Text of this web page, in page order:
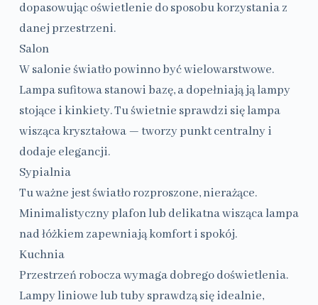
dopasowując oświetlenie do sposobu korzystania z
danej przestrzeni.
Salon
W salonie światło powinno być wielowarstwowe.
Lampa sufitowa stanowi bazę, a dopełniają ją lampy
stojące i kinkiety. Tu świetnie sprawdzi się lampa
wisząca kryształowa — tworzy punkt centralny i
dodaje elegancji.
Sypialnia
Tu ważne jest światło rozproszone, nierażące.
Minimalistyczny plafon lub delikatna wisząca lampa
nad łóżkiem zapewniają komfort i spokój.
Kuchnia
Przestrzeń robocza wymaga dobrego doświetlenia.
Lampy liniowe lub tuby sprawdzą się idealnie,